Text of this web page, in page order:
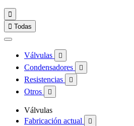

 Todas
Válvulas 
Condensadores 
Resistencias 
Otros 
Válvulas
Fabricación actual
